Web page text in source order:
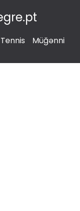
Tennis Müğənni